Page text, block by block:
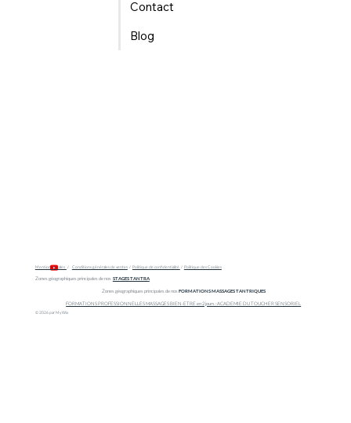
Contact
Blog
Mentions légales / Conditions générales de ventes/ Politique de confidentialité / Politique des Cookies
Zones géographiques principales de nos STAGES TANTRA
Zones géographiques principales de nos FORMATIONS MASSAGES TANTRIQUES
FORMATIONS PROFESSIONNELLES MASSAGES BIEN-ETRE en 2 jours : ACADEMIE DU TOUCHER SENSORIEL
© 2026 par My Wix